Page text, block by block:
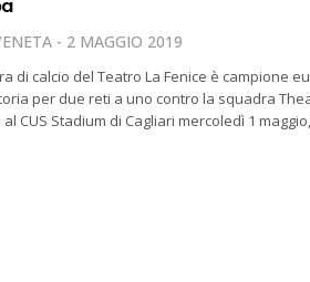
2 MAGGIO 2019
di calcio del Teatro La Fenice è campione
per due reti a uno contro la squadra
CUS Stadium di Cagliari mercoledì 1